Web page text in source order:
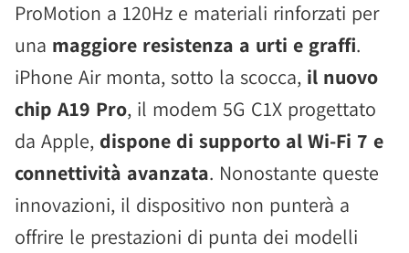
ProMotion a 120Hz e materiali rinforzati per
una maggiore resistenza a urti e graffi.
iPhone Air monta, sotto la scocca, il nuovo
chip A19 Pro, il modem 5G C1X progettato
da Apple, dispone di supporto al Wi-Fi 7 e
connettività avanzata. Nonostante queste
innovazioni, il dispositivo non punterà a
offrire le prestazioni di punta dei modelli